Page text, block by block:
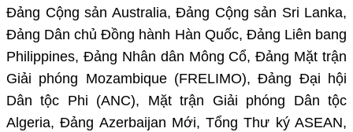
Đảng Cộng sản Australia, Đảng Cộng sản Sri Lanka,
Đảng Dân chủ Đồng hành Hàn Quốc, Đảng Liên bang
Philippines, Đảng Nhân dân Mông Cổ,Đảng Mặt trận
Giải phóng Mozambique (FRELIMO), Đảng Đại hội
Dân tộc Phi (ANC), Mặt trận Giải phóng Dân tộc
Algeria, Đảng Azerbaijan Mới, Tổng Thư ký ASEAN,